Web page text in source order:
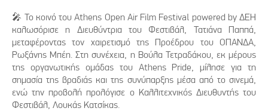
🎤 Το κοινό του Athens Open Air Film Festival powered by ΔΕΗ
καλωσόρισε η Διευθύντρια του Φεστιβάλ, Τατιάνα Παππά,
μεταφέροντας τον χαιρετισμό της Προέδρου του ΟΠΑΝΔΑ,
Ρωξάνης Μπέη. Στη συνέχεια, η Βούλα Τετραδάκου, εκ μέρους
της οργανωτικής ομάδας του Athens Pride, μίλησε για τη
σημασία της βραδιάς και της συνύπαρξης μέσα από το σινεμά,
ενώ την προβολή προλόγισε ο Καλλιτεχνικός Διευθυντής του
Φεστιβάλ, Λουκάς Κατσίκας.